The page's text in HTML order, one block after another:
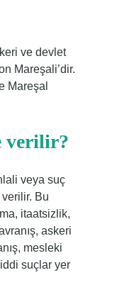
ve devlet
Mareşali’dir.
Mareşal
verilir?
veya suç
Bu
itaatsizlik,
askeri
mesleki
suçlar yer